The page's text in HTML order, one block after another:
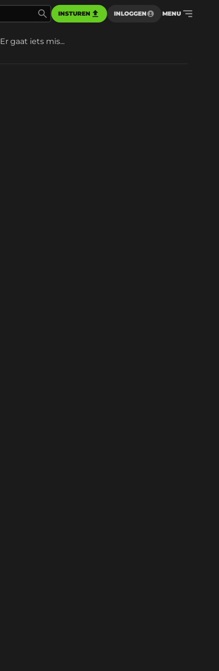
INSTUREN INLOGGEN MENU
Er gaat iets mis...